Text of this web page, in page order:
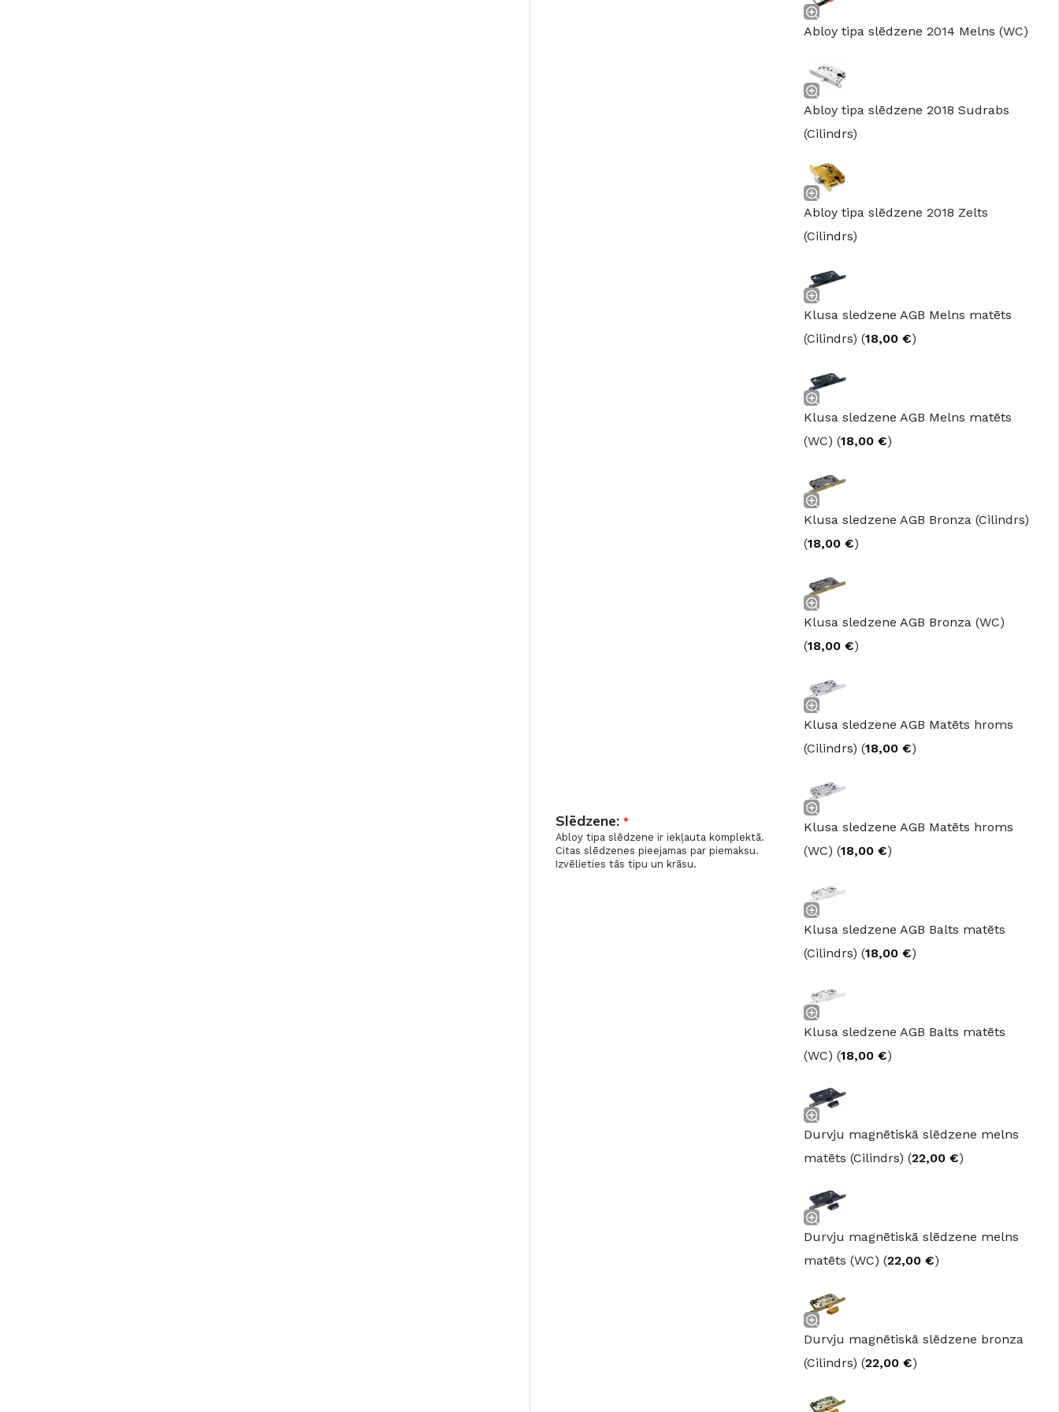
Slēdzene: *
Abloy tipa slēdzene ir iekļauta komplektā.
Citas slēdzenes pieejamas par piemaksu.
Izvēlieties tās tipu un krāsu.
Abloy tipa slēdzene 2014 Melns (WC)
Abloy tipa slēdzene 2018 Sudrabs
(Cilindrs)
Abloy tipa slēdzene 2018 Zelts
(Cilindrs)
Klusa sledzene AGB Melns matēts
(Cilindrs) (18,00 €)
Klusa sledzene AGB Melns matēts
(WC) (18,00 €)
Klusa sledzene AGB Bronza (Cilindrs)
(18,00 €)
Klusa sledzene AGB Bronza (WC)
(18,00 €)
Klusa sledzene AGB Matēts hroms
(Cilindrs) (18,00 €)
Klusa sledzene AGB Matēts hroms
(WC) (18,00 €)
Klusa sledzene AGB Balts matēts
(Cilindrs) (18,00 €)
Klusa sledzene AGB Balts matēts
(WC) (18,00 €)
Durvju magnētiskā slēdzene melns
matēts (Cilindrs) (22,00 €)
Durvju magnētiskā slēdzene melns
matēts (WC) (22,00 €)
Durvju magnētiskā slēdzene bronza
(Cilindrs) (22,00 €)